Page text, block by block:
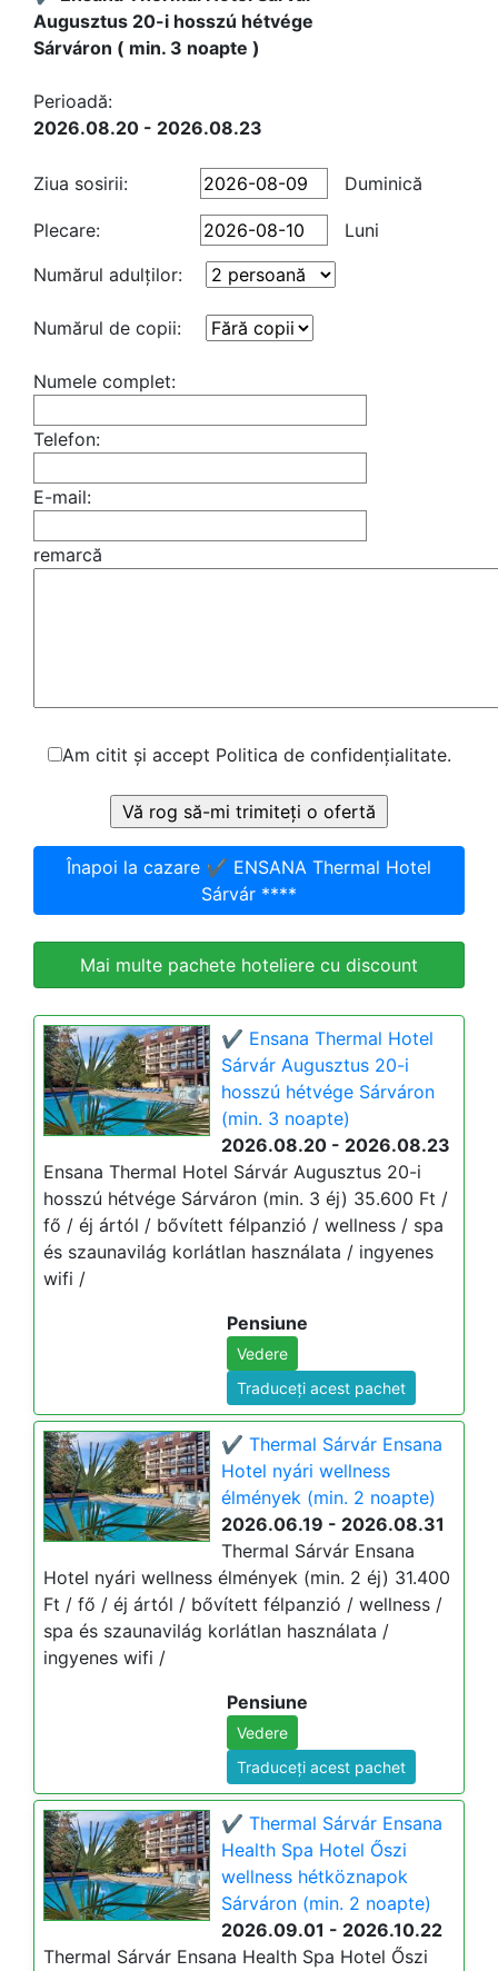
Augusztus 20-i hosszú hétvége
Sárváron ( min. 3 noapte )
Perioadă:
2026.08.20 - 2026.08.23
Ziua sosirii: Duminică
Plecare:
Luni
Numărul adulţilor:
Numărul de copii:
Numele complet:
Telefon:
E-mail:
remarcă
Am citit și accept Politica de confidențialitate.
Înapoi la cazare ✔️ ENSANA Thermal Hotel
Sárvár ****
Mai multe pachete hoteliere cu discount
✔️ Ensana Thermal Hotel
Sárvár Augusztus 20-i
hosszú hétvége Sárváron
(min. 3 noapte)
2026.08.20 - 2026.08.23
Ensana Thermal Hotel Sárvár Augusztus 20-i
hosszú hétvége Sárváron (min. 3 éj) 35.600 Ft /
fő / éj ártól / bővített félpanzió / wellness / spa
és szaunavilág korlátlan használata / ingyenes
wifi /
Pensiune
Vedere
Traduceți acest pachet
✔️ Thermal Sárvár Ensana
Hotel nyári wellness
élmények (min. 2 noapte)
2026.06.19 - 2026.08.31
Thermal Sárvár Ensana
Hotel nyári wellness élmények (min. 2 éj) 31.400
Ft / fő / éj ártól / bővített félpanzió / wellness /
spa és szaunavilág korlátlan használata /
ingyenes wifi /
Pensiune
Vedere
Traduceți acest pachet
✔️ Thermal Sárvár Ensana
Health Spa Hotel Őszi
wellness hétköznapok
Sárváron (min. 2 noapte)
2026.09.01 - 2026.10.22
Thermal Sárvár Ensana Health Spa Hotel Őszi